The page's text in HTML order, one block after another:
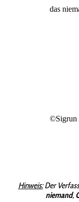
das
©Sigrun
Hinweis:Der
niemand,